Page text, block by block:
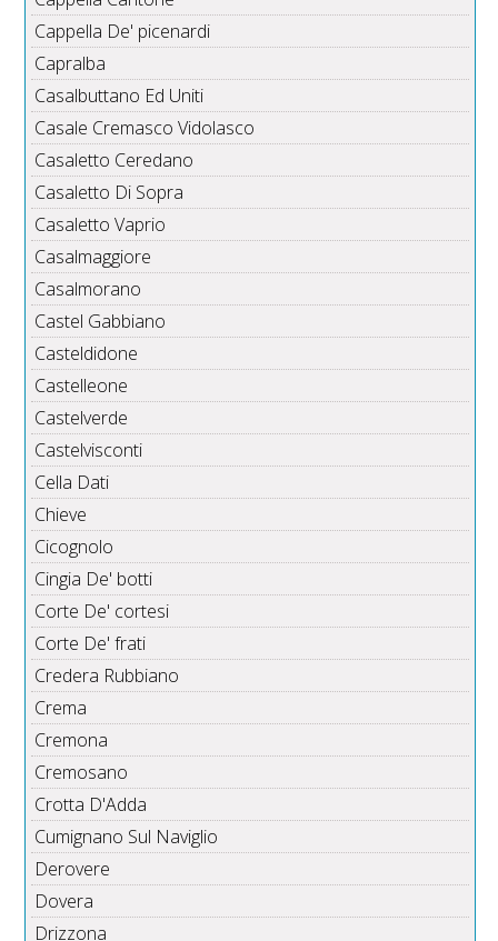
Cappella De' picenardi
Capralba
Casalbuttano Ed Uniti
Casale Cremasco Vidolasco
Casaletto Ceredano
Casaletto Di Sopra
Casaletto Vaprio
Casalmaggiore
Casalmorano
Castel Gabbiano
Casteldidone
Castelleone
Castelverde
Castelvisconti
Cella Dati
Chieve
Cicognolo
Cingia De' botti
Corte De' cortesi
Corte De' frati
Credera Rubbiano
Crema
Cremona
Cremosano
Crotta D'Adda
Cumignano Sul Naviglio
Derovere
Dovera
Drizzona